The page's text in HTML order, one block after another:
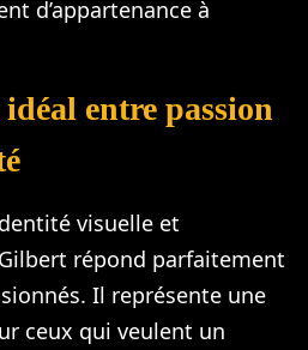
d’appartenance à
entre passion
visuelle et
répond parfaitement
Il représente une
ceux qui veulent un